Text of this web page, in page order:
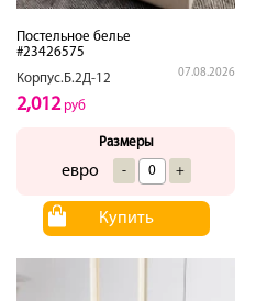
Постельное белье
#23426575
Корпус.Б.2Д-12
07.08.2026
2,012руб
Размеры
евро - +
Купить